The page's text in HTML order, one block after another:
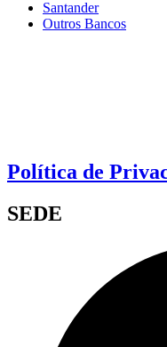
Santander
Outros Bancos
Política de
SEDE